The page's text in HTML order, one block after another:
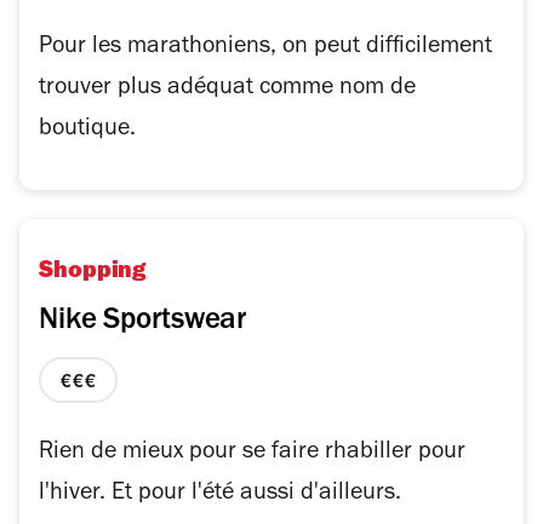
sur
Pour les marathoniens, on peut difficilement
trouver plus adéquat comme nom de
boutique.
Shopping
Nike Sportswear
prix
sur
Rien de mieux pour se faire rhabiller pour
l'hiver. Et pour l'été aussi d'ailleurs.